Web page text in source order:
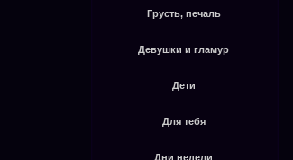
Грусть, печаль
Девушки и гламур
Дети
Для тебя
Дни недели